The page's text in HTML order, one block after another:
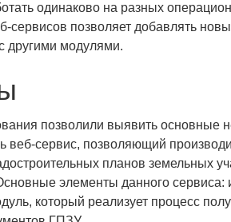
одинаково на разных
сервисов позволяет добавлять
другими модулями.
позволили выявить основные
веб-сервис, позволяющий
планов земельных
элементы данного сервиса:
который реализует процесс